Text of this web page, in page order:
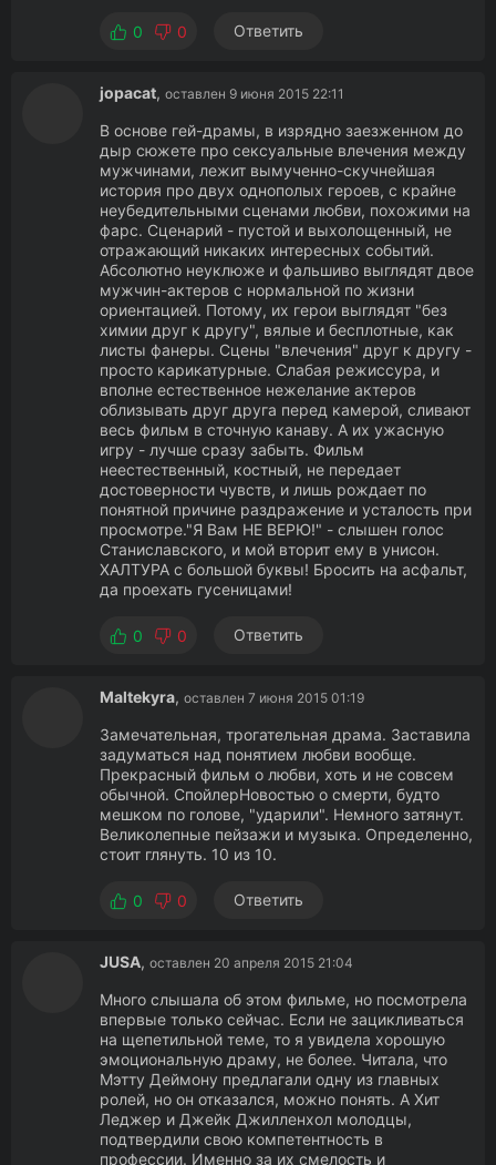
0 0 Ответить
jopacat, оставлен 9 июня 2015 22:11
В основе гей-драмы, в изрядно заезженном до
дыр сюжете про сексуальные влечения между
мужчинами, лежит вымученно-скучнейшая
история про двух однополых героев, с крайне
неубедительными сценами любви, похожими на
фарс. Сценарий - пустой и выхолощенный, не
отражающий никаких интересных событий.
Абсолютно неуклюже и фальшиво выглядят двое
мужчин-актеров с нормальной по жизни
ориентацией. Потому, их герои выглядят "без
химии друг к другу", вялые и бесплотные, как
листы фанеры. Сцены "влечения" друг к другу -
просто карикатурные. Слабая режиссура, и
вполне естественное нежелание актеров
облизывать друг друга перед камерой, сливают
весь фильм в сточную канаву. А их ужасную
игру - лучше сразу забыть. Фильм
неестественный, костный, не передает
достоверности чувств, и лишь рождает по
понятной причине раздражение и усталость при
просмотре."Я Вам НЕ ВЕРЮ!" - слышен голос
Станиславского, и мой вторит ему в унисон.
ХАЛТУРА с большой буквы! Бросить на асфальт,
да проехать гусеницами!
0 0 Ответить
Maltekyra, оставлен 7 июня 2015 01:19
Замечательная, трогательная драма. Заставила
задуматься над понятием любви вообще.
Прекрасный фильм о любви, хоть и не совсем
обычной. СпойлерНовостью о смерти, будто
мешком по голове, "ударили". Немного затянут.
Великолепные пейзажи и музыка. Определенно,
стоит глянуть. 10 из 10.
0 0 Ответить
JUSA, оставлен 20 апреля 2015 21:04
Много слышала об этом фильме, но посмотрела
впервые только сейчас. Если не зацикливаться
на щепетильной теме, то я увидела хорошую
эмоциональную драму, не более. Читала, что
Мэтту Деймону предлагали одну из главных
ролей, но он отказался, можно понять. А Хит
Леджер и Джейк Джилленхол молодцы,
подтвердили свою компетентность в
профессии. Именно за их смелость и